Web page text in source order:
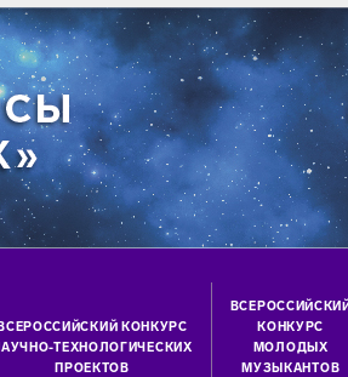
ВСЕРОССИЙСКИЙ КОНКУРС
ТЕХНОЛОГИЧЕСКИХ
ПРОЕКТОВ
КОНКУРС
МОЛОДЫХ
МУЗЫКАНТОВ